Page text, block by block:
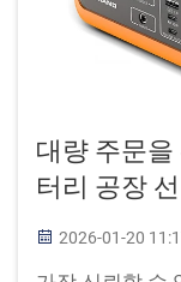
대량 주문을
터리 공장
2026-01-20